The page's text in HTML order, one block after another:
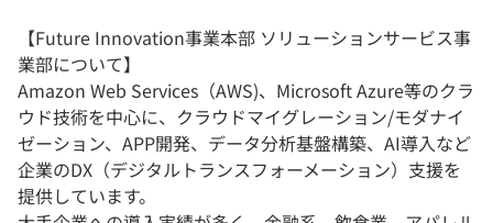
【Future Innovation事業本部 ソリューションサービス事
業部について】
Amazon Web Services（AWS)、Microsoft Azure等のクラ
ウド技術を中心に、クラウドマイグレーション/モダナイ
ゼーション、APP開発、データ分析基盤構築、AI導入など
企業のDX（デジタルトランスフォーメーション）支援を
提供しています。